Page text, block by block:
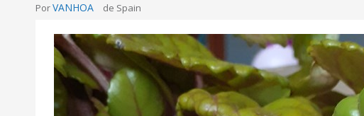
PorVANHOA de Spain